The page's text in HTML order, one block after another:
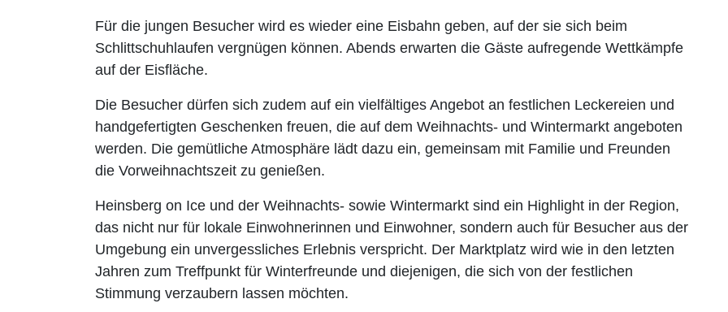
Für die jungen Besucher wird es wieder eine Eisbahn geben, auf der sie sich beim
Schlittschuhlaufen vergnügen können. Abends erwarten die Gäste aufregende Wettkämpfe
auf der Eisfläche.
Die Besucher dürfen sich zudem auf ein vielfältiges Angebot an festlichen Leckereien und
handgefertigten Geschenken freuen, die auf dem Weihnachts- und Wintermarkt angeboten
werden. Die gemütliche Atmosphäre lädt dazu ein, gemeinsam mit Familie und Freunden
die Vorweihnachtszeit zu genießen.
Heinsberg on Ice und der Weihnachts- sowie Wintermarkt sind ein Highlight in der Region,
das nicht nur für lokale Einwohnerinnen und Einwohner, sondern auch für Besucher aus der
Umgebung ein unvergessliches Erlebnis verspricht. Der Marktplatz wird wie in den letzten
Jahren zum Treffpunkt für Winterfreunde und diejenigen, die sich von der festlichen
Stimmung verzaubern lassen möchten.